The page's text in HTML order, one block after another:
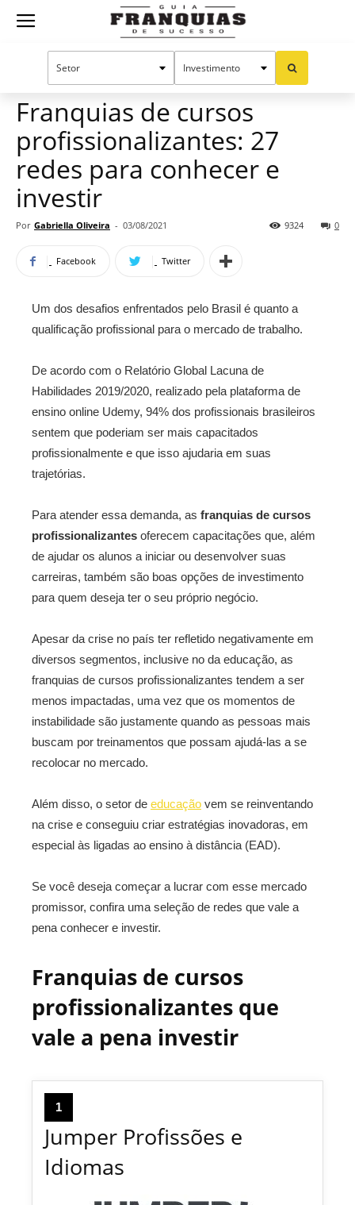
Guia
Sucesso
Franquias por setor Educação e Idiomas
Franquias de cursos
profissionalizantes: 27
redes para conhecer e
investir
Por Gabriella Oliveira - 03/08/2021 0
9324
Facebook Twitter
Um dos desafios enfrentados pelo Brasil é quanto a
qualificação profissional para o mercado de trabalho.
De acordo com o Relatório Global Lacuna de
Habilidades 2019/2020, realizado pela plataforma de
ensino online Udemy, 94% dos profissionais brasileiros
sentem que poderiam ser mais capacitados
profissionalmente e que isso ajudaria em suas
trajetórias.
Para atender essa demanda, as franquias de cursos
profissionalizantes oferecem capacitações que, além
de ajudar os alunos a iniciar ou desenvolver suas
carreiras, também são boas opções de investimento
para quem deseja ter o seu próprio negócio.
Apesar da crise no país ter refletido negativamente em
diversos segmentos, inclusive no da educação, as
franquias de cursos profissionalizantes tendem a ser
menos impactadas, uma vez que os momentos de
instabilidade são justamente quando as pessoas mais
buscam por treinamentos que possam ajudá-las a se
recolocar no mercado.
Além disso, o setor de educação vem se reinventando
na crise e conseguiu criar estratégias inovadoras, em
especial às ligadas ao ensino à distância (EAD).
Se você deseja começar a lucrar com esse mercado
promissor, confira uma seleção de redes que vale a
pena conhecer e investir.
Franquias de cursos
profissionalizantes que
vale a pena investir
1
Jumper Profissões e
Idiomas